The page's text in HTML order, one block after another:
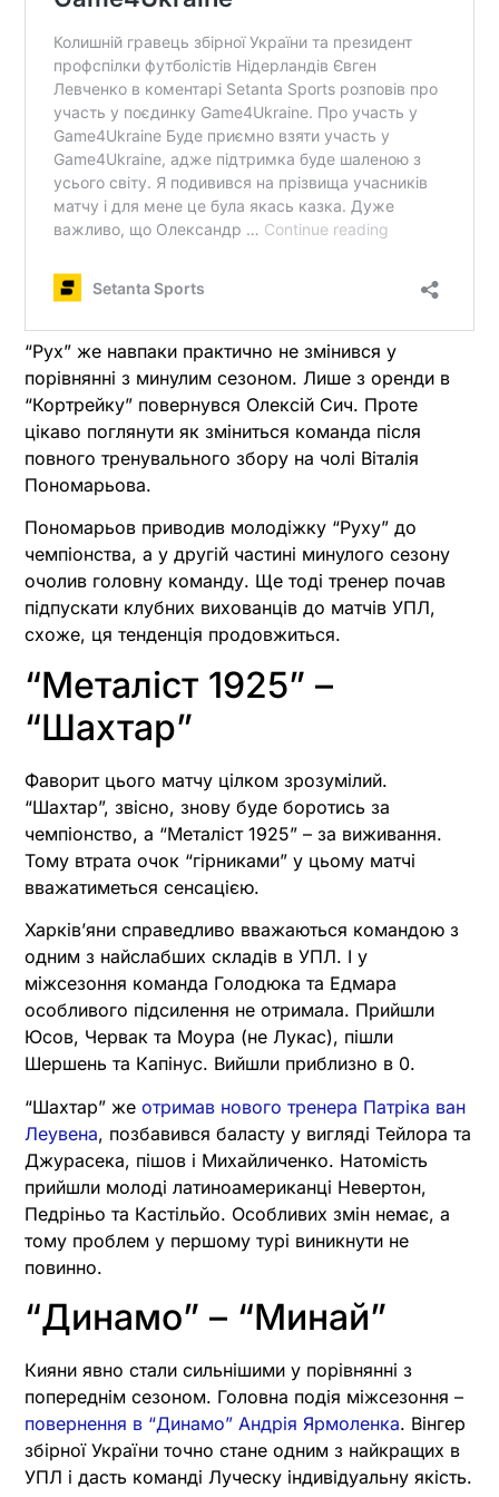
“Рух” же навпаки практично не змінився у
порівнянні з минулим сезоном. Лише з оренди в
“Кортрейку” повернувся Олексій Сич. Проте
цікаво поглянути як зміниться команда після
повного тренувального збору на чолі Віталія
Пономарьова.
Пономарьов приводив молодіжку “Руху” до
чемпіонства, а у другій частині минулого сезону
очолив головну команду. Ще тоді тренер почав
підпускати клубних вихованців до матчів УПЛ,
схоже, ця тенденція продовжиться.
“Металіст 1925” –
“Шахтар”
Фаворит цього матчу цілком зрозумілий.
“Шахтар”, звісно, знову буде боротись за
чемпіонство, а “Металіст 1925” – за виживання.
Тому втрата очок “гірниками” у цьому матчі
вважатиметься сенсацією.
Харків’яни справедливо вважаються командою з
одним з найслабших складів в УПЛ. І у
міжсезоння команда Голодюка та Едмара
особливого підсилення не отримала. Прийшли
Юсов, Червак та Моура (не Лукас), пішли
Шершень та Капінус. Вийшли приблизно в 0.
“Шахтар” же отримав нового тренера Патріка ван
Леувена, позбавився баласту у вигляді Тейлора та
Джурасека, пішов і Михайличенко. Натомість
прийшли молоді латиноамериканці Невертон,
Педріньо та Кастільйо. Особливих змін немає, а
тому проблем у першому турі виникнути не
повинно.
“Динамо” – “Минай”
Кияни явно стали сильнішими у порівнянні з
попереднім сезоном. Головна подія міжсезоння –
повернення в “Динамо” Андрія Ярмоленка. Вінгер
збірної України точно стане одним з найкращих в
УПЛ і дасть команді Луческу індивідуальну якість.